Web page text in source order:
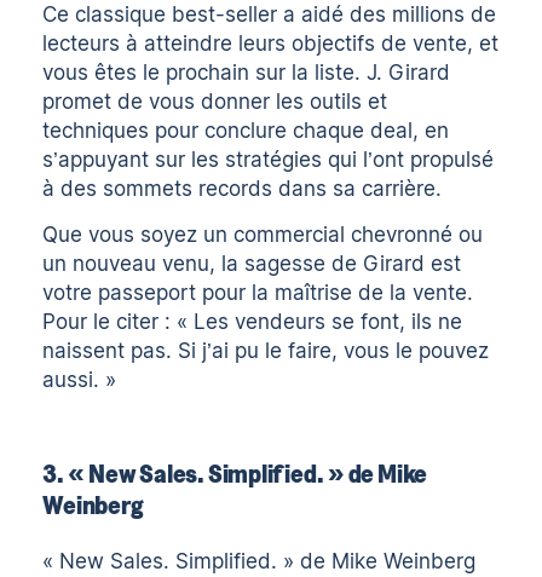
Ce classique best-seller a aidé des millions de
lecteurs à atteindre leurs objectifs de vente, et
vous êtes le prochain sur la liste. J. Girard
promet de vous donner les outils et
techniques pour conclure chaque deal, en
s’appuyant sur les stratégies qui l’ont propulsé
à des sommets records dans sa carrière.
Que vous soyez un commercial chevronné ou
un nouveau venu, la sagesse de Girard est
votre passeport pour la maîtrise de la vente.
Pour le citer : « Les vendeurs se font, ils ne
naissent pas. Si j’ai pu le faire, vous le pouvez
aussi. »
3. « New Sales. Simplified. » de Mike
Weinberg
« New Sales. Simplified. » de Mike Weinberg